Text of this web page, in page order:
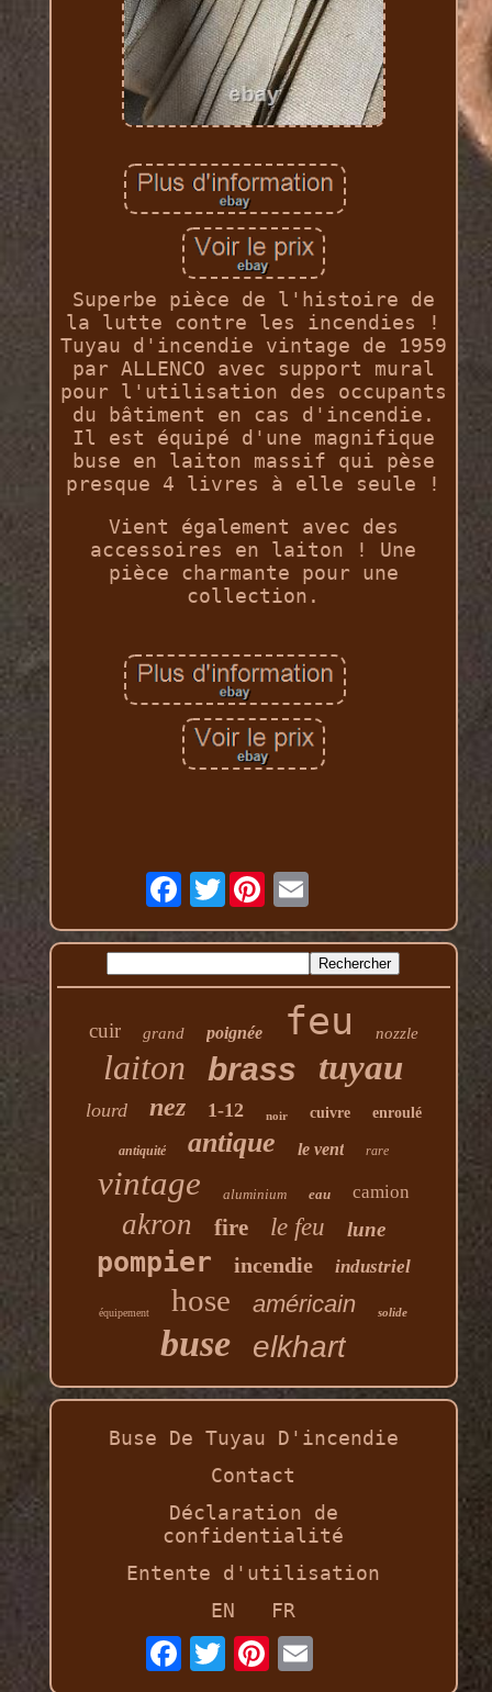
Superbe pièce de l'histoire de
la lutte contre les incendies !
Tuyau d'incendie vintage de 1959
par ALLENCO avec support mural
pour l'utilisation des occupants
du bâtiment en cas d'incendie.
Il est équipé d'une magnifique
buse en laiton massif qui pèse
presque 4 livres à elle seule !
Vient également avec des
accessoires en laiton ! Une
pièce charmante pour une
collection.
Twitter
cuir grand poignée feu nozzle
laiton brass tuyau
lourd nez 1-12 noir cuivre enroulé
antiquité antique le vent rare
vintage aluminium eau camion
akron fire le feu lune
pompier incendie industriel
équipement hose américain solide
buse elkhart
Buse De Tuyau D'incendie
Contact
Déclaration de
confidentialité
Entente d'utilisation
EN
FR